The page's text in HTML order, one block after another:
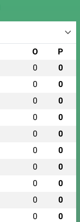
O P
0 0
0 0
0 0
0 0
0 0
0 0
0 0
0 0
0 0
0 0